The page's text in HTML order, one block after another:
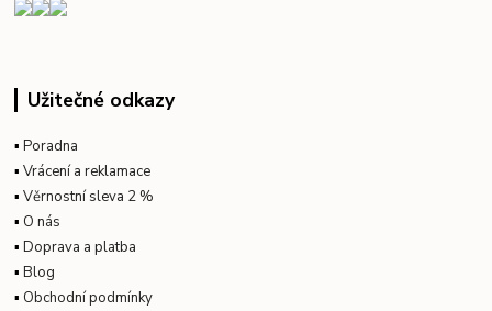
Užitečné odkazy
▪Poradna
▪Vrácení a reklamace
▪Věrnostní sleva 2 %
▪ O nás
▪Doprava a platba
▪Blog
▪ Obchodní podmínky